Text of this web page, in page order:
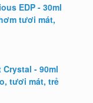
EDP - 30ml
tươi mát,
- 90ml
tươi mát, trẻ